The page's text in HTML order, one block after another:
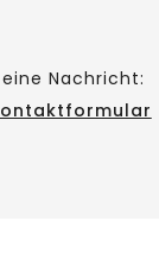
Nachricht: